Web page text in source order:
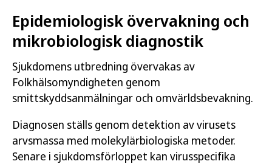
Epidemiologisk övervakning och
mikrobiologisk diagnostik
Sjukdomens utbredning övervakas av
Folkhälsomyndigheten genom
smittskyddsanmälningar och omvärldsbevakning.
Diagnosen ställs genom detektion av virusets
arvsmassa med molekylärbiologiska metoder.
Senare i sjukdomsförloppet kan virusspecifika